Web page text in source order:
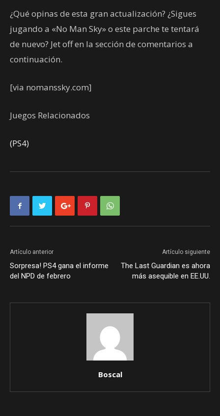
¿Qué opinas de esta gran actualización? ¿Sigues
jugando a «No Man Sky» o este parche te tentará
de nuevo? Jet off en la sección de comentarios a
continuación.
[via nomanssky.com]
Juegos Relacionados
(PS4)
Artículo anterior
Sorpresa! PS4 gana el informe
del NPD de febrero
Artículo siguiente
The Last Guardian es ahora
más asequible en EE.UU.
Boscal